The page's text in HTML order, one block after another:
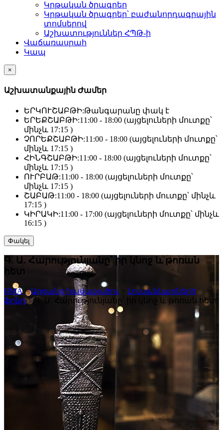
Կրթական ծրագրեր
Կրթական ծրագրեր՝ բաժանորդագրային
տոմսերով
Աշխատություններ ՀՊԹ-ի
Վաճառասրահ
Կապ
×
Աշխատանքային Ժամեր
ԵՐԿՈՒՇԱԲԹԻ:Թանգարանը փակ է
ԵՐԵՔՇԱԲԹԻ:11:00 - 18:00 (այցելուների մուտքը՝
մինչև 17:15 )
ՉՈՐԵՔՇԱԲԹԻ:11:00 - 18:00 (այցելուների մուտքը՝
մինչև 17:15 )
ՀԻՆԳՇԱԲԹԻ:11:00 - 18:00 (այցելուների մուտքը՝
մինչև 17:15 )
ՈՒՐԲԱԹ:11:00 - 18:00 (այցելուների մուտքը՝
մինչև 17:15 )
ՇԱԲԱԹ:11:00 - 18:00 (այցելուների մուտքը՝ մինչև
17:15 )
ԿԻՐԱԿԻ:11:00 - 17:00 (այցելուների մուտքը՝ մինչև
16:15 )
Փակել
Գ. Ա. Հարությունյանը՝ իր կնոջ և թոռան
հետ
HMA>Առցանց հավաքածու
Լուսանկարների
ֆոնդ>Գ. Ա. Հարությունյանը՝ իր կնոջ և թոռան հետ